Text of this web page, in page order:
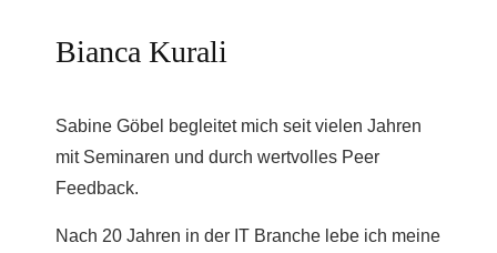
Bianca Kurali
Sabine Göbel begleitet mich seit vielen Jahren
mit Seminaren und durch wertvolles Peer
Feedback.
Nach 20 Jahren in der IT Branche lebe ich meine